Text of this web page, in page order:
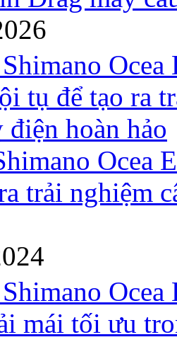
Ocea
trải nghiệm